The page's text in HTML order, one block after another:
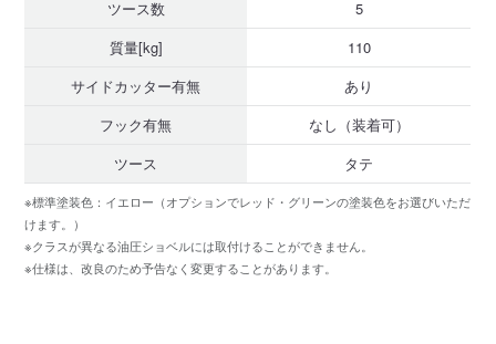
ツース数
5
質量[kg]
110
サイドカッター有無
あり
フック有無
なし（装着可）
ツース
タテ
※標準塗装色：イエロー（オプションでレッド・グリーンの塗装色をお選びいただ
けます。）
※クラスが異なる油圧ショベルには取付けることができません。
※仕様は、改良のため予告なく変更することがあります。